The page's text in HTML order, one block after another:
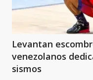
Levantan
venezolanos
sismos